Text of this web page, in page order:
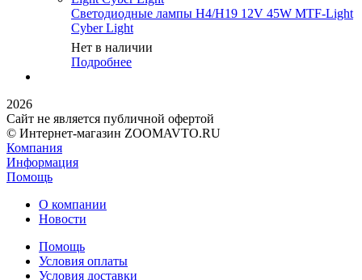
Светодиодные лампы H4/H19 12V 45W MTF-Light
Cyber Light
Нет в наличии
Подробнее
2026
Сайт не является публичной офертой
© Интернет-магазин ZOOMAVTO.RU
Компания
Информация
Помощь
О компании
Новости
Помощь
Условия оплаты
Условия доставки